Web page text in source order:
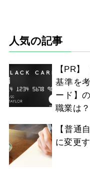
人気の記事
【PR
基準を
ード】
職業は？
【普通
に変更